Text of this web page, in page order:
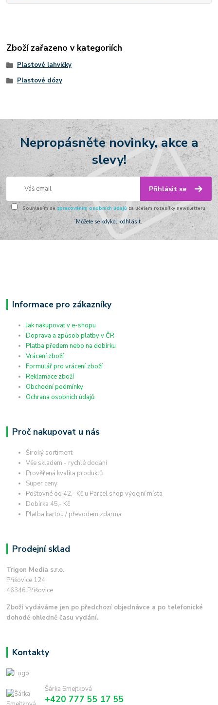
Zboží zařazeno v kategoriích
Plastové lahvičky
Plastové dózy
Nepropásněte novinky, akce a
slevy!
Přihlásit se
Souhlasím se zpracováním osobních údajů za účelem rozesílky newsletteru.
Můžete se kdykoli odhlásit.
Informace pro zákazníky
Jak nakupovat v e-shopu
Doprava a způsob platby v ČR
Platba předem nebo na dobírku
Vrácení zboží
Formulář pro vrácení zboží
Reklamace zboží
Obchodní podmínky
Ochrana osobních údajů
Proč nakupovat u nás
Široký sortiment
Vše skladem - rychlé dodání
Prověřená kvalita produktů
Super ceny
Poštovné od 42,- Kč u Parcel shop výdejní místa
Dobírka 45,- Kč
Platba kartou / převodem zdarma
Prodejní sklad
Trigon Media s.r.o.
Příšovice 124
46346 Příšovice
Zboží vydáváme jen po předchozí objednávce a po telefonické
dohodě ohledně času vydání.
Kontakty
Šárka Smejtková
+420 777 55 17 55